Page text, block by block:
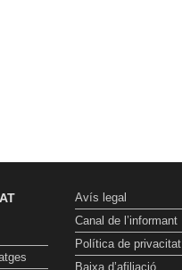
Avís legal
Canal de l’informant
Política de privacitat
Baixa d’afiliació